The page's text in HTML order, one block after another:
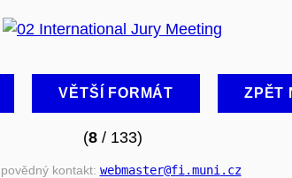
VĚTŠÍ FORMÁT ZPĚT
(8/ 133)
kontakt: webmaster@fi .muni .cz